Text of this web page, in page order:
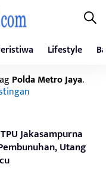
Lifestyle
Polda Metro Jaya.
Jakasampurna
Utang